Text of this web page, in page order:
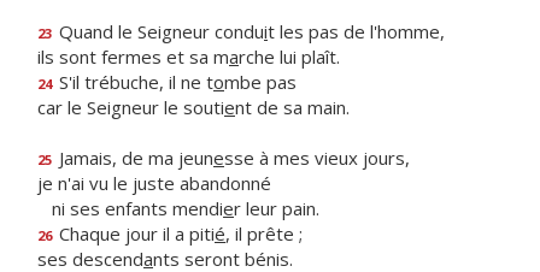
23 Quand le Seigneur conduit les pas de l'homme,
ils sont fermes et sa marche lui plaît.
24 S'il trébuche, il ne tombe pas
car le Seigneur le soutient de sa main.
25 Jamais, de ma jeunesse à mes vieux jours,
je n'ai vu le juste abandonné
ni ses enfants mendier leur pain.
26 Chaque jour il a pitié, il prête ;
ses descendants seront bénis.